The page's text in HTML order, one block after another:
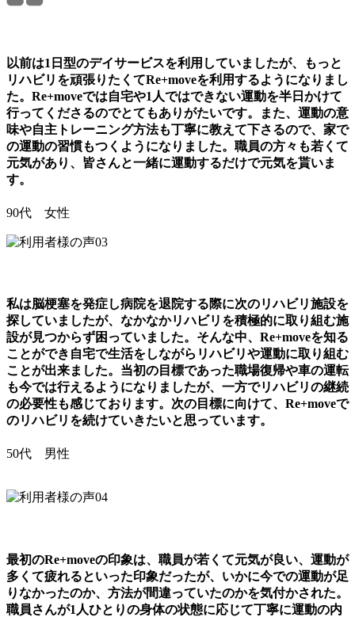
以前は1日型のデイサービスを利用していましたが、もっと
リハビリを頑張りたくてRe+moveを利用するようになりまし
た。Re+moveでは自宅や1人ではできない運動を半日かけて
行ってくださるのでとてもありがたいです。また、運動の意
味や自主トレーニング方法も丁寧に教えて下さるので、家で
の運動の習慣もつくようになりました。職員の方々も若くて
元気があり、皆さんと一緒に運動するだけで元気を貰いま
す。
90代 女性
私は脳梗塞を発症し病院を退院する際に次のリハビリ施設を
探していましたが、なかなかリハビリを積極的に取り組む施
設が見つからず困っていました。そんな中、Re+moveを知る
ことができ自宅で生活をしながらリハビリや運動に取り組む
ことが出来ました。当初の目標であった職場復帰や車の運転
も今では行えるようになりましたが、一方でリハビリの継続
の必要性も感じております。次の目標に向けて、Re+moveで
のリハビリを続けていきたいと思っています。
50代 男性
最初のRe+moveの印象は、職員が若くて元気が良い、運動が
多くて疲れるといった印象だったが、いかに今での運動が足
りなかったのか、方法が間違っていたのかを気付かされた。
職員さんが1人ひとりの身体の状態に応じて丁寧に運動の内